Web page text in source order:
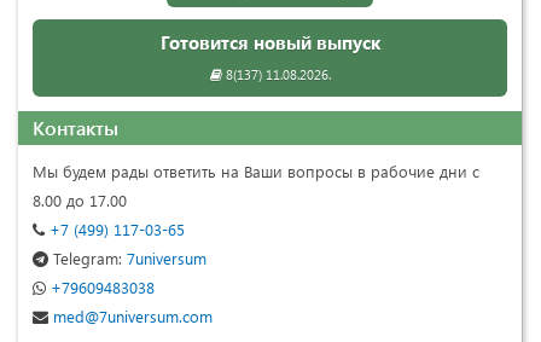
Готовится новый выпуск
8(137) 11.08.2026.
Контакты
Мы будем рады ответить на Ваши вопросы в рабочие дни с
8.00 до 17.00
+7 (499) 117-03-65
Telegram: 7universum
+79609483038
med@7universum.com